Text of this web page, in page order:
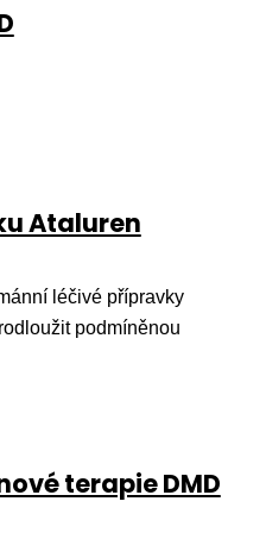
Ataluren
léčivé přípravky
podmíněnou
terapie DMD